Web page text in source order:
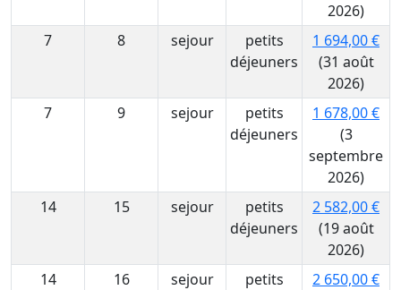
2026)
7
8 sejour
petits
déjeuners
1 694,00 €
(31 août
2026)
7
9 sejour
petits
déjeuners
1 678,00 €
(3
septembre
2026)
14
15 sejour
petits
déjeuners
2 582,00 €
(19 août
2026)
14
16 sejour
petits
2 650,00 €